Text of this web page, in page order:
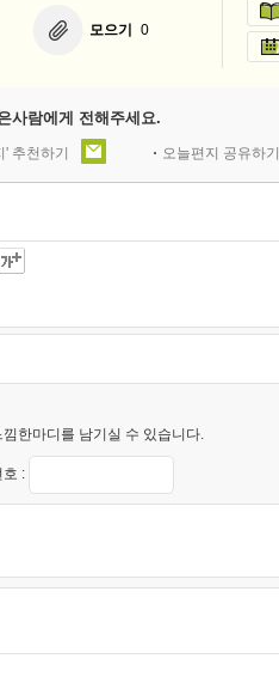
모으기 0
사람에게 전해주세요.
' 추천하기 오늘편지 공유하기
한마디를 남기실 수 있습니다.
: